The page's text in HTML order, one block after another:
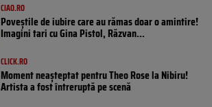
CIAO.RO
Poveştile de iubire care au rămas doar o amintire!
Imagini tari cu Gina Pistol, Răzvan...
CLICK.RO
Moment neașteptat pentru Theo Rose la Nibiru!
Artista a fost întreruptă pe scenă